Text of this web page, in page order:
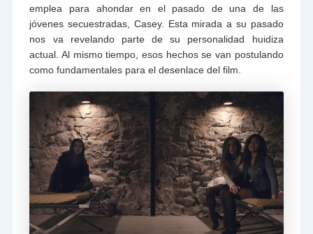
emplea para ahondar en el pasado de una de las
jóvenes secuestradas, Casey. Esta mirada a su pasado
nos va revelando parte de su personalidad huidiza
actual. Al mismo tiempo, esos hechos se van postulando
como fundamentales para el desenlace del film.